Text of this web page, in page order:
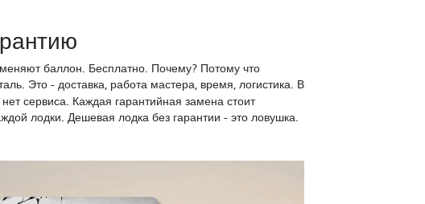
баллон. Бесплатно. Почему? Потому что
Это - доставка, работа мастера, время, логистика. В
сервиса. Каждая гарантийная замена стоит
лодки. Дешевая лодка без гарантии - это ловушка.